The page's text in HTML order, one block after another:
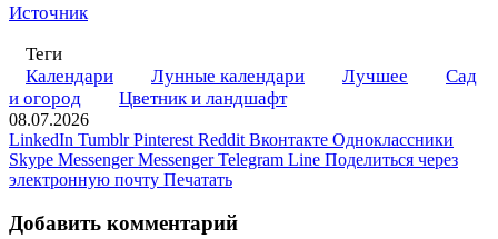
Источник
Теги
Календари
Лунные календари Лучшее
Сад
и огород
Цветник и ландшафт
08.07.2026
LinkedIn Tumblr Pinterest Reddit Вконтакте Одноклассники
Skype Messenger Messenger Telegram Line Поделиться через
электронную почту Печатать
Добавить комментарий